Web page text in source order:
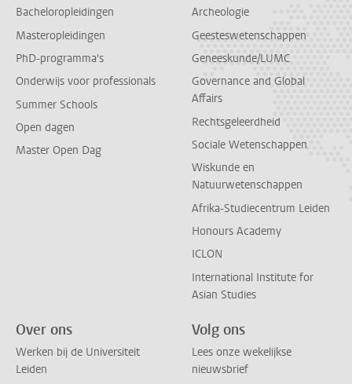
Bacheloropleidingen
Masteropleidingen
PhD-programma's
Onderwijs voor professionals
Summer Schools
Open dagen
Master Open Dag
Archeologie
Geesteswetenschappen
Geneeskunde/LUMC
Governance and Global
Affairs
Rechtsgeleerdheid
Sociale Wetenschappen
Wiskunde en
Natuurwetenschappen
Afrika-Studiecentrum Leiden
Honours Academy
ICLON
International Institute for
Asian Studies
Over ons
Werken bij de Universiteit
Leiden
Volg ons
Lees onze wekelijkse
nieuwsbrief